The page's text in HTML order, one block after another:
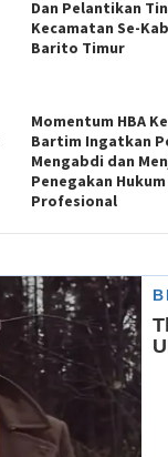
Dan Pelantikan
Kecamatan Se-
Barito Timur
Momentum HBA
Bartim Ingatkan
Mengabdi dan
Penegakan
Profesional